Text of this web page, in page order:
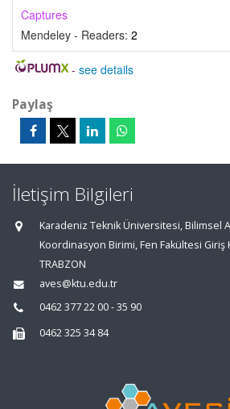
Captures
Mendeley - Readers: 2
- see details
Paylaş
İletişim Bilgileri
Karadeniz Teknik Üniversitesi, Bilimsel
Koordinasyon Birimi, Fen Fakültesi Giriş
TRABZON
aves@ktu.edu.tr
0462 377 22 00 - 35 90
0462 325 34 84